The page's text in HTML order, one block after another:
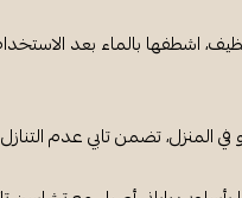
اشطفها بالماء بعد
في المنزل، تضمن تابي عدم